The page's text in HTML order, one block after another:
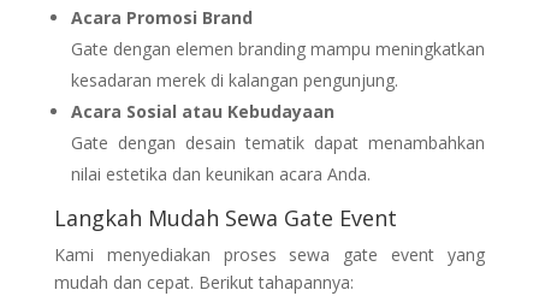
Acara Promosi Brand
Gate dengan elemen branding mampu meningkatkan
kesadaran merek di kalangan pengunjung.
Acara Sosial atau Kebudayaan
Gate dengan desain tematik dapat menambahkan
nilai estetika dan keunikan acara Anda.
Langkah Mudah Sewa Gate Event
Kami menyediakan proses sewa gate event yang
mudah dan cepat. Berikut tahapannya: